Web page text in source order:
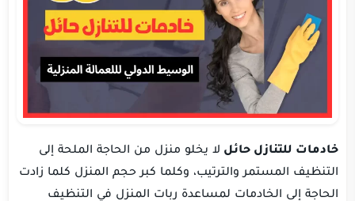
خادمات للتنازل حائل لا يخلو منزل من الحاجة الملحة إلى
التنظيف المستمر والترتيب، وكلما كبر حجم المنزل كلما زادت
الحاجة إلى الخادمات لمساعدة ربات المنزل في التنظيف